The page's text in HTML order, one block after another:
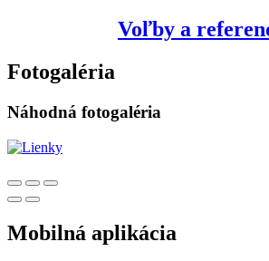
Voľby a
Fotogaléria
Náhodná fotogaléria
Mobilná aplikácia